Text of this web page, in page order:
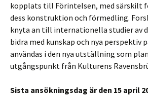
kopplats till Förintelsen, med särskilt
dess konstruktion och förmedling.
knyta an till internationella studier av
bidra med kunskap och nya perspektiv
användas i den nya utställning som
utgångspunkt från Kulturens
Sista ansökningsdag är den 15 april